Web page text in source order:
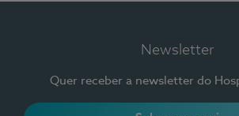
Newsletter
Quer receber a newsletter do